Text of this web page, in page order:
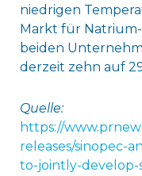
niedrigen
Markt für
beiden
derzeit zehn auf
Quelle:
https://
releases/sinopec-
to-jointly-develop-